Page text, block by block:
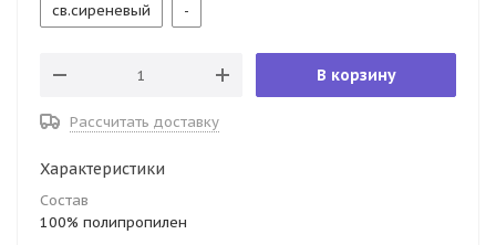
св.сиреневый -
В корзину
Рассчитать доставку
Характеристики
Состав
100% полипропилен